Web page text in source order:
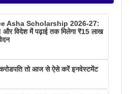
Asha Scholarship 2026-27:
और विदेश में पढ़ाई तक मिलेगा ₹15 लाख
तो आज से ऐसे करें इनवेस्टमेंट